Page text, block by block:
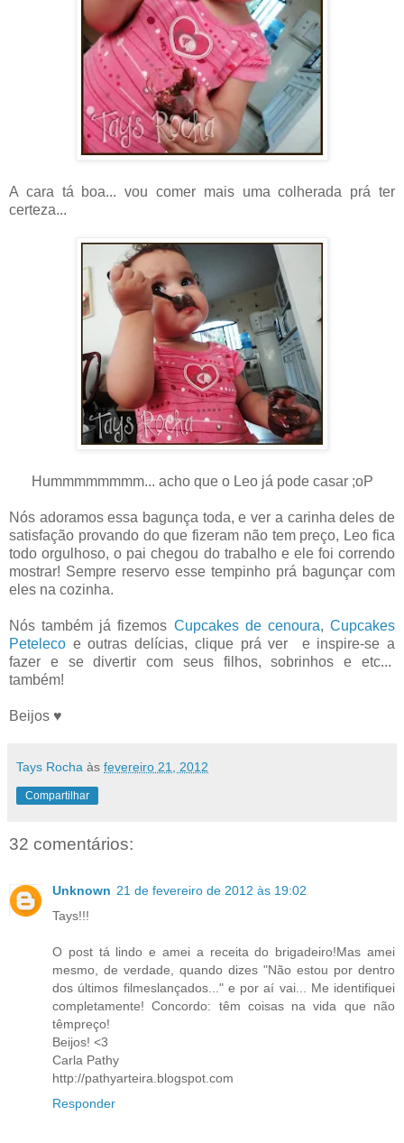
A cara tá boa... vou comer mais uma colherada prá ter
certeza...
Hummmmmmmm... acho que o Leo já pode casar ;oP
Nós adoramos essa bagunça toda, e ver a carinha deles de
satisfação provando do que fizeram não tem preço, Leo fica
todo orgulhoso, o pai chegou do trabalho e ele foi correndo
mostrar! Sempre reservo esse tempinho prá bagunçar com
eles na cozinha.
Nós também já fizemos Cupcakes de cenoura,Cupcakes
Peteleco e outras delícias, clique prá ver e inspire-se a
fazer e se divertir com seus filhos, sobrinhos e etc...
também!
Beijos ♥
Tays Rocha às fevereiro 21, 2012
Compartilhar
32 comentários:
Unknown 21 de fevereiro de 2012 às 19:02
Tays!!!
O post tá lindo e amei a receita do brigadeiro!Mas amei
mesmo, de verdade, quando dizes "Não estou por dentro
dos últimos filmeslançados..." e por aí vai... Me identifiquei
completamente! Concordo: têm coisas na vida que não
têmpreço!
Beijos! <3
Carla Pathy
http://pathyarteira.blogspot.com
Responder